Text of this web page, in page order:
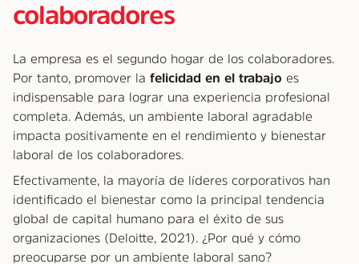
colaboradores
La empresa es el segundo hogar de los colaboradores.
Por tanto, promover la felicidad en el trabajo es
indispensable para lograr una experiencia profesional
completa. Además, un ambiente laboral agradable
impacta positivamente en el rendimiento y bienestar
laboral de los colaboradores.
Efectivamente, la mayoría de líderes corporativos han
identificado el bienestar como la principal tendencia
global de capital humano para el éxito de sus
organizaciones (Deloitte, 2021). ¿Por qué y cómo
preocuparse por un ambiente laboral sano?